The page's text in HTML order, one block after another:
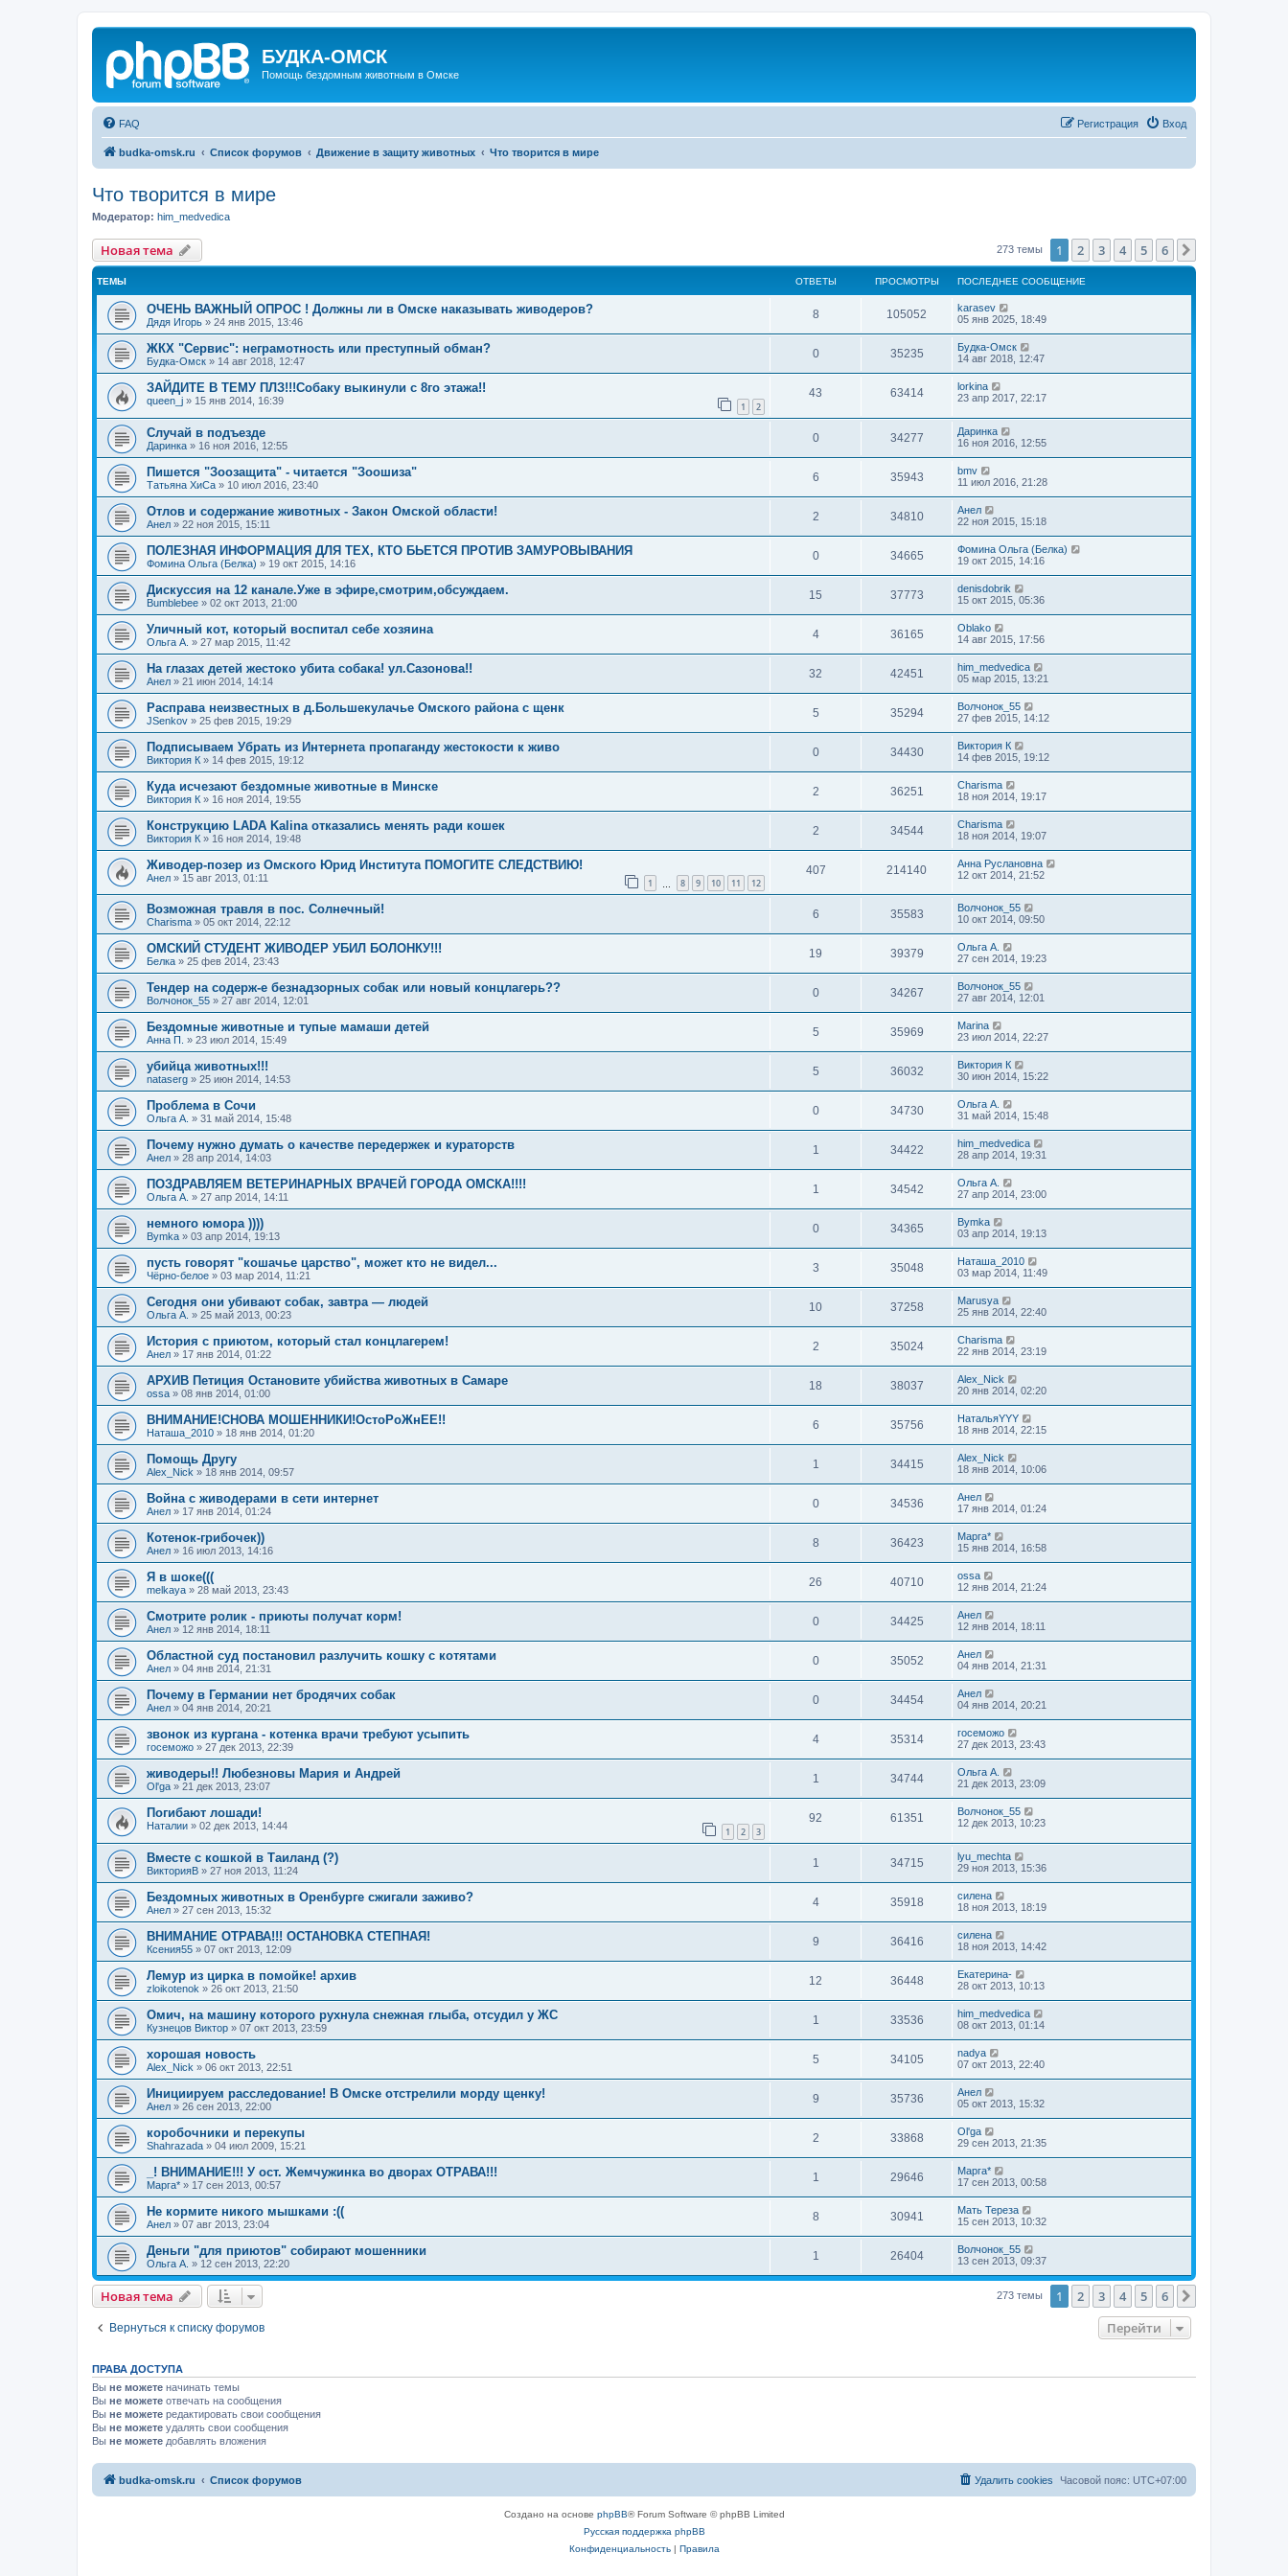
БУДКА-ОМСК
Помощь бездомным животным в Омске
FAQ Вход
Регистрация
budka-omsk.ru Список форумов Движение в защиту животных Что творится в мире
Что творится в мире
Модератор: him_medvedica
Новая тема 273 темы 1 2 3 4 5 6
ТЕМЫ ОТВЕТЫ ПРОСМОТРЫ ПОСЛЕДНЕЕ СООБЩЕНИЕ
ОЧЕНЬ ВАЖНЫЙ ОПРОС ! Должны ли в Омске наказывать живодеров?
Дядя Игорь » 24 янв 2015, 13:46
8 105052
karasev
05 янв 2025, 18:49
ЖКХ "Сервис": неграмотность или преступный обман?
Будка-Омск » 14 авг 2018, 12:47
0 35235
Будка-Омск
14 авг 2018, 12:47
ЗАЙДИТЕ В ТЕМУ ПЛЗ!!!Собаку выкинули с 8го этажа!!
queen_j » 15 янв 2014, 16:39 1 2
43 63414
lorkina
23 апр 2017, 22:17
Случай в подъезде
Даринка » 16 ноя 2016, 12:55
0 34277
Даринка
16 ноя 2016, 12:55
Пишется "Зоозащита" - читается "Зоошиза"
Татьяна ХиСа » 10 июл 2016, 23:40
6 35943
bmv
11 июл 2016, 21:28
Отлов и содержание животных - Закон Омской области!
Анел » 22 ноя 2015, 15:11
2 34810
Анел
22 ноя 2015, 15:18
ПОЛЕЗНАЯ ИНФОРМАЦИЯ ДЛЯ ТЕХ, КТО БЬЕТСЯ ПРОТИВ ЗАМУРОВЫВАНИЯ
Фомина Ольга (Белка) » 19 окт 2015, 14:16
0 34665
Фомина Ольга (Белка)
19 окт 2015, 14:16
Дискуссия на 12 канале.Уже в эфире,смотрим,обсуждаем.
Bumblebee » 02 окт 2013, 21:00
15 37773
denisdobrik
15 окт 2015, 05:36
Уличный кот, который воспитал себе хозяина
Ольга А. » 27 мар 2015, 11:42
4 36165
Oblako
14 авг 2015, 17:56
На глазах детей жестоко убита собака! ул.Сазонова!!
Анел » 21 июн 2014, 14:14
32 42451
him_medvedica
05 мар 2015, 13:21
Расправа неизвестных в д.Большекулачье Омского района с щенк
JSenkov » 25 фев 2015, 19:29
5 35294
Волчонок_55
27 фев 2015, 14:12
Подписываем Убрать из Интернета пропаганду жестокости к живо
Виктория К » 14 фев 2015, 19:12
0 34430
Виктория К
14 фев 2015, 19:12
Куда исчезают бездомные животные в Минске
Виктория К » 16 ноя 2014, 19:55
2 36251
Charisma
18 ноя 2014, 19:17
Конструкцию LADA Kalina отказались менять ради кошек
Виктория К » 16 ноя 2014, 19:48
2 34544
Charisma
18 ноя 2014, 19:07
Живодер-позер из Омского Юрид Института ПОМОГИТЕ СЛЕДСТВИЮ!
Анел » 15 авг 2013, 01:11 1 8 9 10 11 12
407 214140
Анна Руслановна
12 окт 2014, 21:52
Возможная травля в пос. Солнечный!
Charisma » 05 окт 2014, 22:12
6 35583
Волчонок_55
10 окт 2014, 09:50
ОМСКИЙ СТУДЕНТ ЖИВОДЕР УБИЛ БОЛОНКУ!!!
Белка » 25 фев 2014, 23:43
19 39379
Ольга А.
27 сен 2014, 19:23
Тендер на содерж-е безнадзорных собак или новый концлагерь??
Волчонок_55 » 27 авг 2014, 12:01
0 34267
Волчонок_55
27 авг 2014, 12:01
Бездомные животные и тупые мамаши детей
Анна П. » 23 июл 2014, 15:49
5 35969
Marina
23 июл 2014, 22:27
убийца животных!!!
nataserg » 25 июн 2014, 14:53
5 36032
Виктория К
30 июн 2014, 15:22
Проблема в Сочи
Ольга А. » 31 май 2014, 15:48
0 34730
Ольга А.
31 май 2014, 15:48
Почему нужно думать о качестве передержек и кураторств
Анел » 28 апр 2014, 14:03
1 34422
him_medvedica
28 апр 2014, 19:31
ПОЗДРАВЛЯЕМ ВЕТЕРИНАРНЫХ ВРАЧЕЙ ГОРОДА ОМСКА!!!!
Ольга А. » 27 апр 2014, 14:11
1 34542
Ольга А.
27 апр 2014, 23:00
немного юмора ))))
Bymka » 03 апр 2014, 19:13
0 34365
Bymka
03 апр 2014, 19:13
пусть говорят "кошачье царство", может кто не видел...
Чёрно-белое » 03 мар 2014, 11:21
3 35048
Наташа_2010
03 мар 2014, 11:49
Сегодня они убивают собак, завтра — людей
Ольга А. » 25 май 2013, 00:23
10 37258
Marusya
25 янв 2014, 22:40
История с приютом, который стал концлагерем!
Анел » 17 янв 2014, 01:22
2 35024
Charisma
22 янв 2014, 23:19
АРХИВ Петиция Остановите убийства животных в Самаре
ossa » 08 янв 2014, 01:00
18 38037
Alex_Nick
20 янв 2014, 02:20
ВНИМАНИЕ!СНОВА МОШЕННИКИ!ОстоРоЖнЕЕ!!
Наташа_2010 » 18 янв 2014, 01:20
6 35756
НатальяYYY
18 янв 2014, 22:15
Помощь Другу
Alex_Nick » 18 янв 2014, 09:57
1 34415
Alex_Nick
18 янв 2014, 10:06
Война с живодерами в сети интернет
Анел » 17 янв 2014, 01:24
0 34536
Анел
17 янв 2014, 01:24
Котенок-грибочек))
Анел » 16 июл 2013, 14:16
8 36423
Марга*
15 янв 2014, 16:58
Я в шоке(((
melkaya » 28 май 2013, 23:43
26 40710
ossa
12 янв 2014, 21:24
Смотрите ролик - приюты получат корм!
Анел » 12 янв 2014, 18:11
0 34425
Анел
12 янв 2014, 18:11
Областной суд постановил разлучить кошку с котятами
Анел » 04 янв 2014, 21:31
0 35052
Анел
04 янв 2014, 21:31
Почему в Германии нет бродячих собак
Анел » 04 янв 2014, 20:21
0 34454
Анел
04 янв 2014, 20:21
звонок из кургана - котенка врачи требуют усыпить
госеможо » 27 дек 2013, 22:39
4 35314
госеможо
27 дек 2013, 23:43
живодеры!! Любезновы Мария и Андрей
Ol'ga » 21 дек 2013, 23:07
1 34744
Ольга А.
21 дек 2013, 23:09
Погибают лошади!
Наталии » 02 дек 2013, 14:44 1 2 3
92 61351
Волчонок_55
12 дек 2013, 10:23
Вместе с кошкой в Таиланд (?)
ВикторияВ » 27 ноя 2013, 11:24
1 34715
lyu_mechta
29 ноя 2013, 15:36
Бездомных животных в Оренбурге сжигали заживо?
Анел » 27 сен 2013, 15:32
4 35918
силена
18 ноя 2013, 18:19
ВНИМАНИЕ ОТРАВА!!! ОСТАНОВКА СТЕПНАЯ!
Ксения55 » 07 окт 2013, 12:09
9 36416
силена
18 ноя 2013, 14:42
Лемур из цирка в помойке! архив
zloikotenok » 26 окт 2013, 21:50
12 36448
Екатерина-
28 окт 2013, 10:13
Омич, на машину которого рухнула снежная глыба, отсудил у ЖС
Кузнецов Виктор » 07 окт 2013, 23:59
1 33536
him_medvedica
08 окт 2013, 01:14
хорошая новость
Alex_Nick » 06 окт 2013, 22:51
5 34105
nadya
07 окт 2013, 22:40
Инициируем расследование! В Омске отстрелили морду щенку!
Анел » 26 сен 2013, 22:00
9 35736
Анел
05 окт 2013, 15:32
коробочники и перекупы
Shahrazada » 04 июл 2009, 15:21
2 33868
Ol'ga
29 сен 2013, 21:35
_! ВНИМАНИЕ!!! У ост. Жемчужинка во дворах ОТРАВА!!!
Марга* » 17 сен 2013, 00:57
1 29646
Марга*
17 сен 2013, 00:58
Не кормите никого мышками :((
Анел » 07 авг 2013, 23:04
8 30941
Мать Тереза
15 сен 2013, 10:32
Деньги "для приютов" собирают мошенники
Ольга А. » 12 сен 2013, 22:20
1 26404
Волчонок_55
13 сен 2013, 09:37
Новая тема 273 темы 1 2 3 4 5 6
Вернуться к списку форумов Перейти
ПРАВА ДОСТУПА
Вы не можете начинать темы
Вы не можете отвечать на сообщения
Вы не можете редактировать свои сообщения
Вы не можете удалять свои сообщения
Вы не можете добавлять вложения
budka-omsk.ru Список форумов Часовой пояс: UTC+07:00
Удалить cookies
Создано на основе phpBB® Forum Software © phpBB Limited
Русская поддержка phpBB
Конфиденциальность| Правила